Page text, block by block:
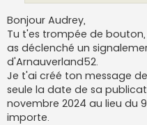
Bonjour Audrey,
Tu t'es trompée de
as déclenché un
d'Arnauverland52.
Je t'ai créé ton message
seule la date de sa
novembre 2024 au lieu du
importe.